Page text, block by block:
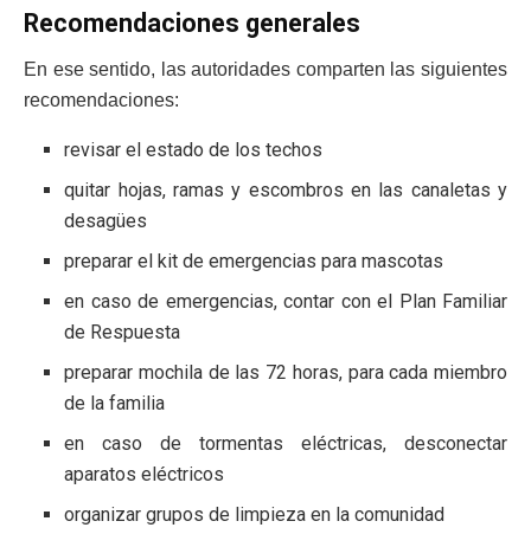
Recomendaciones generales
En ese sentido, las autoridades comparten las siguientes
recomendaciones:
revisar el estado de los techos
quitar hojas, ramas y escombros en las canaletas y
desagües
preparar el kit de emergencias para mascotas
en caso de emergencias, contar con el Plan Familiar
de Respuesta
preparar mochila de las 72 horas, para cada miembro
de la familia
en caso de tormentas eléctricas, desconectar
aparatos eléctricos
organizar grupos de limpieza en la comunidad